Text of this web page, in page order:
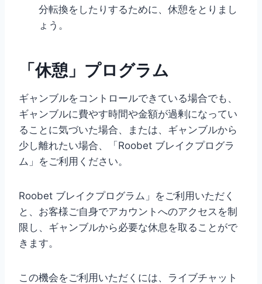
分転換をしたりするために、休憩をとりまし
ょう。
「休憩」プログラム
ギャンブルをコントロールできている場合でも、
ギャンブルに費やす時間や金額が過剰になってい
ることに気づいた場合、または、ギャンブルから
少し離れたい場合、「Roobet ブレイクプログラ
ム」をご利用ください。
Roobet ブレイクプログラム」をご利用いただく
と、お客様ご自身でアカウントへのアクセスを制
限し、ギャンブルから必要な休息を取ることがで
きます。
この機会をご利用いただくには、ライブチャット